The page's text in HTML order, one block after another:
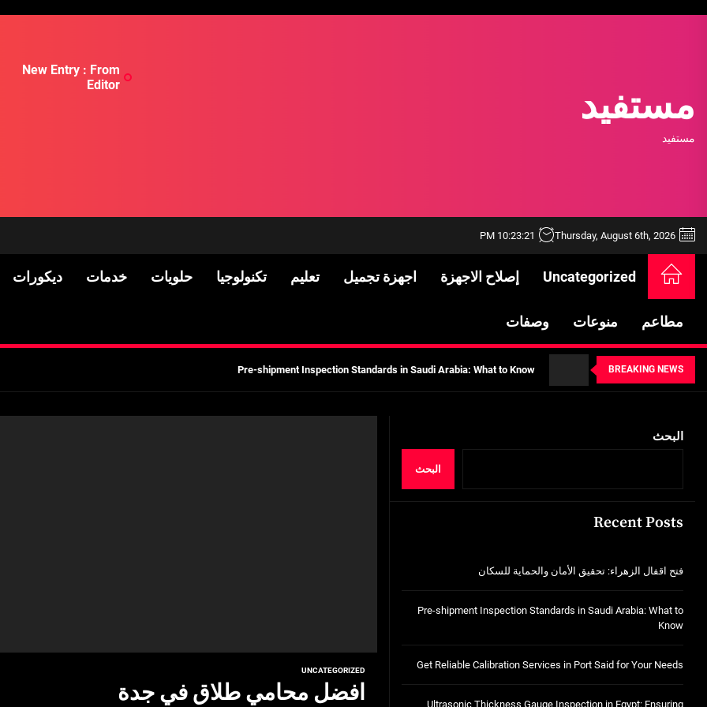
مستفيد
مستفيد
New Entry : From
Editor
Thursday, August 6th, 2026
10:23:22 PM
Uncategorized إصلاح الاجهزة اجهزة تجميل تعليم تكنولوجيا حلويات خدمات ديكورات
مطاعم منوعات وصفات
BREAKING NEWS
خدمات شركة الجوهرة كلين المتميزة
Get Reliable Calibration Services in Port Said for Your Needs
فتح اقفال الزهراء: تحقيق الأمان والحماية للسكان
Pre-shipment Inspection Standards in Saudi Arabia: What to Know
خدمات شركة الجوهرة كلين المتميزة
UNCATEGORIZED
افضل محامي طلاق في جدة
البحث
البحث
Recent Posts
فتح اقفال الزهراء: تحقيق الأمان والحماية للسكان
Pre-shipment Inspection Standards in Saudi Arabia: What to
Know
Get Reliable Calibration Services in Port Said for Your Needs
Ultrasonic Thickness Gauge Inspection in Egypt: Ensuring